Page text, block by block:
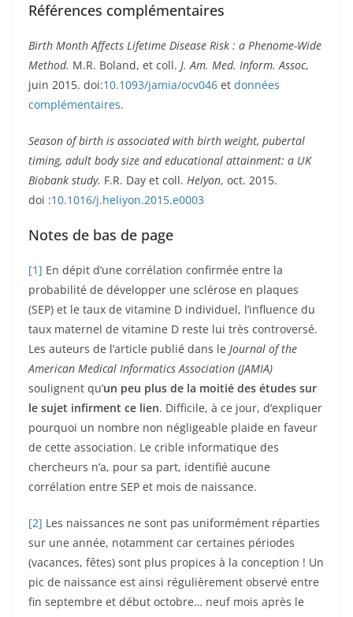
Références complémentaires
Birth Month Affects Lifetime Disease Risk : a Phenome-Wide
Method. M.R. Boland, et coll. J. Am. Med. Inform. Assoc,
juin 2015. doi:10.1093/jamia/ocv046 et données
complémentaires.
Season of birth is associated with birth weight, pubertal
timing, adult body size and educational attainment: a UK
Biobank study. F.R. Day et coll. Helyon, oct. 2015.
doi :10.1016/j.heliyon.2015.e0003
Notes de bas de page
[1] En dépit d’une corrélation confirmée entre la
probabilité de développer une sclérose en plaques
(SEP) et le taux de vitamine D individuel, l’influence du
taux maternel de vitamine D reste lui très controversé.
Les auteurs de l’article publié dans le Journal of the
American Medical Informatics Association (JAMIA)
soulignent qu’un peu plus de la moitié des études sur
le sujet infirment ce lien. Difficile, à ce jour, d’expliquer
pourquoi un nombre non négligeable plaide en faveur
de cette association. Le crible informatique des
chercheurs n’a, pour sa part, identifié aucune
corrélation entre SEP et mois de naissance.
[2] Les naissances ne sont pas uniformément réparties
sur une année, notamment car certaines périodes
(vacances, fêtes) sont plus propices à la conception ! Un
pic de naissance est ainsi régulièrement observé entre
fin septembre et début octobre… neuf mois après le